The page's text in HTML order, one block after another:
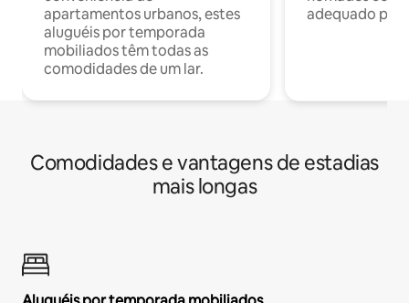
apartamentos urbanos, estes
aluguéis por temporada
mobiliados têm todas as
comodidades de um lar.
adequado
Comodidades e vantagens de estadias
mais longas